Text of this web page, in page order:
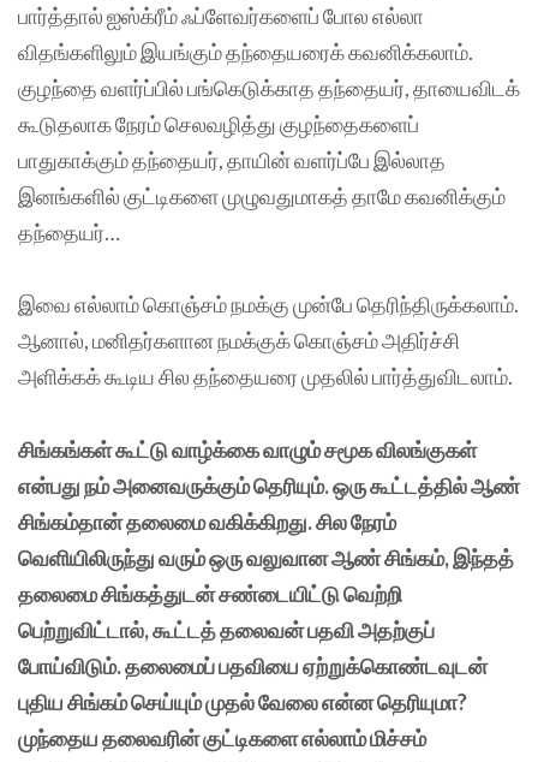
பார்த்தால் ஐஸ்க்ரீம் ஃப்ளேவர்களைப் போல எல்லா
விதங்களிலும் இயங்கும் தந்தையரைக் கவனிக்கலாம்.
குழந்தை வளர்ப்பில் பங்கெடுக்காத தந்தையர், தாயைவிடக்
கூடுதலாக நேரம் செலவழித்து குழந்தைகளைப்
பாதுகாக்கும் தந்தையர், தாயின் வளர்ப்பே இல்லாத
இனங்களில் குட்டிகளை முழுவதுமாகத் தாமே கவனிக்கும்
தந்தையர்…
இவை எல்லாம் கொஞ்சம் நமக்கு முன்பே தெரிந்திருக்கலாம்.
ஆனால், மனிதர்களான நமக்குக் கொஞ்சம் அதிர்ச்சி
அளிக்கக் கூடிய சில தந்தையரை முதலில் பார்த்துவிடலாம்.
சிங்கங்கள் கூட்டு வாழ்க்கை வாழும் சமூக விலங்குகள்
என்பது நம் அனைவருக்கும் தெரியும். ஒரு கூட்டத்தில் ஆண்
சிங்கம்தான் தலைமை வகிக்கிறது. சில நேரம்
வெளியிலிருந்து வரும் ஒரு வலுவான ஆண் சிங்கம், இந்தத்
தலைமை சிங்கத்துடன் சண்டையிட்டு வெற்றி
பெற்றுவிட்டால், கூட்டத் தலைவன் பதவி அதற்குப்
போய்விடும். தலைமைப் பதவியை ஏற்றுக்கொண்டவுடன்
புதிய சிங்கம் செய்யும் முதல் வேலை என்ன தெரியுமா?
முந்தைய தலைவரின் குட்டிகளை எல்லாம் மிச்சம்